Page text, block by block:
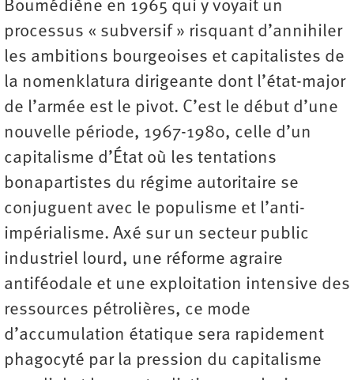
Boumédiène en 1965 qui y voyait un
processus « subversif » risquant d’annihiler
les ambitions bourgeoises et capitalistes de
la nomenklatura dirigeante dont l’état-major
de l’armée est le pivot. C’est le début d’une
nouvelle période, 1967-1980, celle d’un
capitalisme d’État où les tentations
bonapartistes du régime autoritaire se
conjuguent avec le populisme et l’anti-
impérialisme. Axé sur un secteur public
industriel lourd, une réforme agraire
antiféodale et une exploitation intensive des
ressources pétrolières, ce mode
d’accumulation étatique sera rapidement
phagocyté par la pression du capitalisme